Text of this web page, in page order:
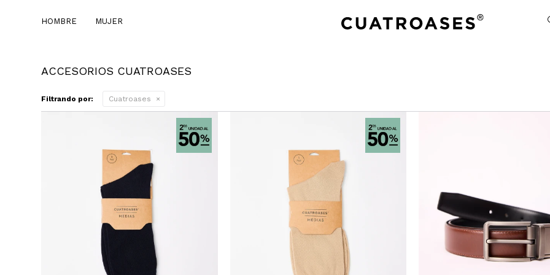
HOMBRE MUJER
ACCESORIOS CUATROASES
Filtrando por: Cuatroases